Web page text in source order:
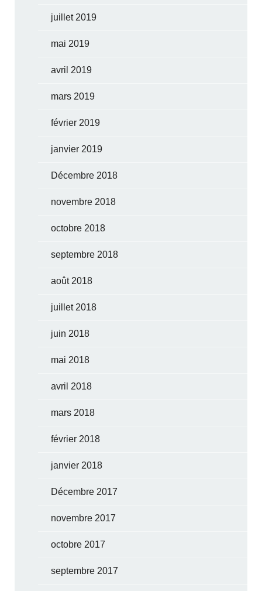
juillet 2019
mai 2019
avril 2019
mars 2019
février 2019
janvier 2019
Décembre 2018
novembre 2018
octobre 2018
septembre 2018
août 2018
juillet 2018
juin 2018
mai 2018
avril 2018
mars 2018
février 2018
janvier 2018
Décembre 2017
novembre 2017
octobre 2017
septembre 2017